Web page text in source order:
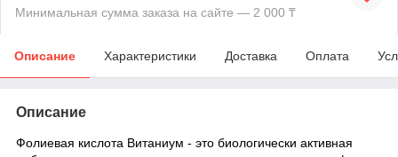
Минимальная сумма заказа на сайте — 2 000 ₸
Описание Характеристики Доставка Оплата
Описание
Фолиевая кислота Витаниум - это биологически активная